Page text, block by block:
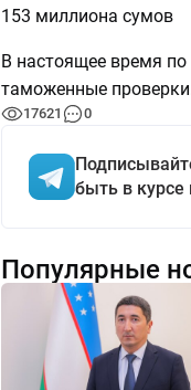
153 миллиона сумов
В настоящее время
таможенные
17621 0
быть в курсе
Популярные